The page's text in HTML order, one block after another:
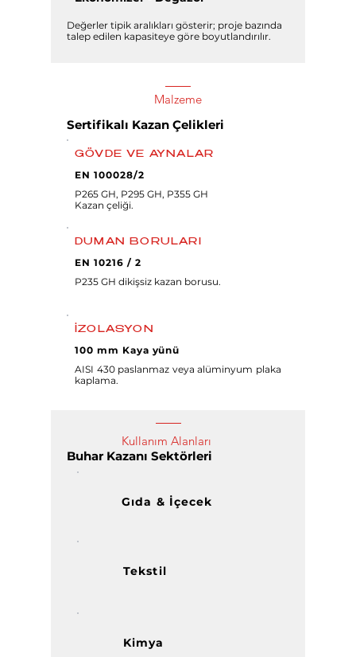
Değerler tipik aralıkları gösterir; proje bazında
talep edilen kapasiteye göre boyutlandırılır.
Malzeme
Sertifikalı Kazan Çelikleri
GÖVDE VE AYNALAR
EN 100028/2
P265 GH, P295 GH, P355 GH
Kazan çeliği.
DUMAN BORULARI
EN 10216 / 2
P235 GH dikişsiz kazan borusu.
İZOLASYON
100 mm Kaya yünü
AISI 430 paslanmaz veya alüminyum plaka
kaplama.
Kullanım Alanları
Buhar Kazanı Sektörleri
Gıda & İçecek
Tekstil
Kimya